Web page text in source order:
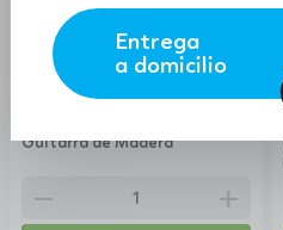
Entrega
a domicilio
Guitarra de Madera
177.57
remove add